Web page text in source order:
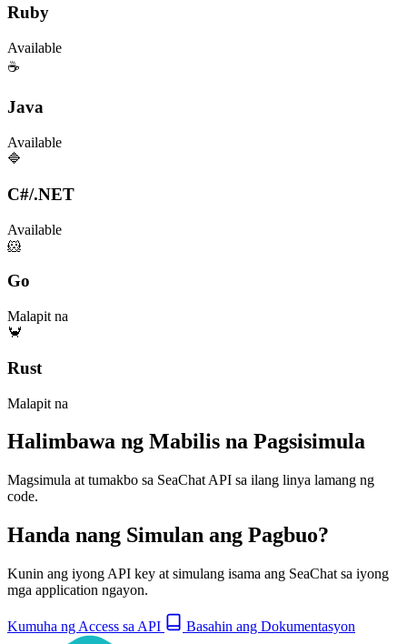
Ruby
Available
☕
Java
Available
🔷
C#/.NET
Available
🐹
Go
Malapit na
🦀
Rust
Malapit na
Halimbawa ng Mabilis na Pagsisimula
Magsimula at tumakbo sa SeaChat API sa ilang linya lamang ng
code.
Handa nang Simulan ang Pagbuo?
Kunin ang iyong API key at simulang isama ang SeaChat sa iyong
mga application ngayon.
Kumuha ng Access sa API Basahin ang Dokumentasyon